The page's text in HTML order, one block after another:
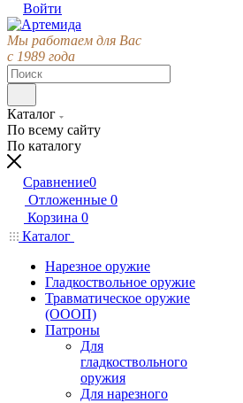
Войти
Мы работаем для Вас
с 1989 года
Каталог
По всему сайту
По каталогу
Сравнение0
Отложенные 0
Корзина 0
Каталог
Нарезное оружие
Гладкоствольное оружие
Травматическое оружие
(ОООП)
Патроны
Для
гладкоствольного
оружия
Для нарезного